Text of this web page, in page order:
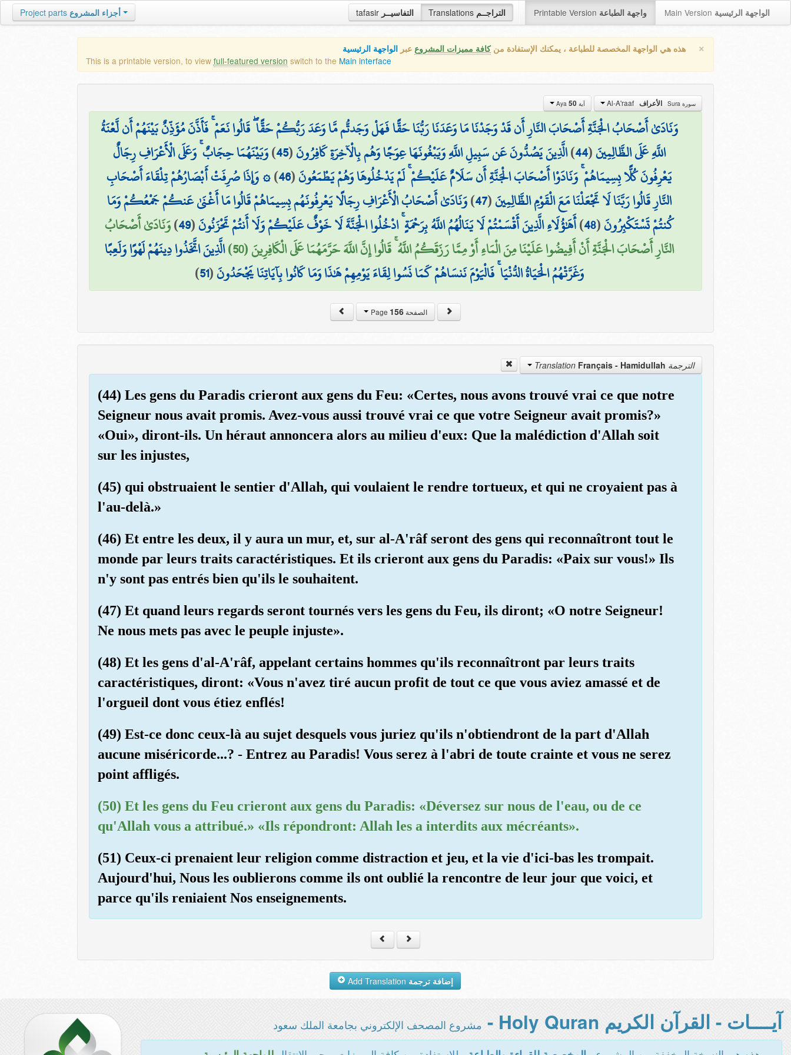
tafasir التفاسيــر Translations التراجــم Printable Version واجهة الطباعة Main Version الواجهة الرئيسية Project parts أجزاء المشروع
× هذه هي الواجهة المخصصة للطباعة ، يمكنك الإستفادة منكافة مميزات المشروع عبر الواجهة الرئيسية
This is a printable version, to view full-featured version switch to the Main interface
سورة Sura الأعراف آية Aya 50
وَنَادَىٰ أَصْحَابُ الْجَنَّةِ أَصْحَابَ النَّارِ أَن قَدْ وَجَدْنَا مَا وَعَدَنَا رَبُّنَا حَقًّا فَهَلْ وَجَدتُّم مَّا وَعَدَ رَبُّكُمْ حَقًّا ۖ قَالُوا نَعَمْ ۚ فَأَذَّنَ مُؤَذِّنٌ بَيْنَهُمْ أَن لَّعْنَةُ
اللَّهِ عَلَى الظَّالِمِينَ(
44
)الَّذِينَ يَصُدُّونَ عَن سَبِيلِ اللَّهِ وَيَبْغُونَهَا عِوَجًا وَهُم بِالْآخِرَةِ كَافِرُونَ(
45
)وَبَيْنَهُمَا حِجَابٌ ۚ وَعَلَى الْأَعْرَافِ رِجَالٌ
يَعْرِفُونَ كُلًّا بِسِيمَاهُمْ ۚ وَنَادَوْا أَصْحَابَ الْجَنَّةِ أَن سَلَامٌ عَلَيْكُمْ ۚ لَمْ يَدْخُلُوهَا وَهُمْ يَطْمَعُونَ(
46
)۞ وَإِذَا صُرِفَتْ أَبْصَارُهُمْ تِلْقَاءَ أَصْحَابِ
النَّارِ قَالُوا رَبَّنَا لَا تَجْعَلْنَا مَعَ الْقَوْمِ الظَّالِمِينَ(
47
)وَنَادَىٰ أَصْحَابُ الْأَعْرَافِ رِجَالًا يَعْرِفُونَهُم بِسِيمَاهُمْ قَالُوا مَا أَغْنَىٰ عَنكُمْ جَمْعُكُمْ وَمَا
كُنتُمْ تَسْتَكْبِرُونَ(
48
)أَهَٰؤُلَاءِ الَّذِينَ أَقْسَمْتُمْ لَا يَنَالُهُمُ اللَّهُ بِرَحْمَةٍ ۚ ادْخُلُوا الْجَنَّةَ لَا خَوْفٌ عَلَيْكُمْ وَلَا أَنتُمْ تَحْزَنُونَ(
49
)وَنَادَىٰ أَصْحَابُ
النَّارِ أَصْحَابَ الْجَنَّةِ أَنْ أَفِيضُوا عَلَيْنَا مِنَ الْمَاءِ أَوْ مِمَّا رَزَقَكُمُ اللَّهُ ۚ قَالُوا إِنَّ اللَّهَ حَرَّمَهُمَا عَلَى الْكَافِرِينَ (50)
الَّذِينَ اتَّخَذُوا دِينَهُمْ لَهْوًا وَلَعِبًا
وَغَرَّتْهُمُ الْحَيَاةُ الدُّنْيَا ۚ فَالْيَوْمَ نَنسَاهُمْ كَمَا نَسُوا لِقَاءَ يَوْمِهِمْ هَٰذَا وَمَا كَانُوا بِآيَاتِنَا يَجْحَدُونَ(
51
)
الصفحة Page156
الترجمة Translation Français - Hamidullah
(44) Les gens du Paradis crieront aux gens du Feu: «Certes, nous avons trouvé vrai ce que notre
Seigneur nous avait promis. Avez-vous aussi trouvé vrai ce que votre Seigneur avait promis?»
«Oui», diront-ils. Un héraut annoncera alors au milieu d'eux: Que la malédiction d'Allah soit
sur les injustes,
(45) qui obstruaient le sentier d'Allah, qui voulaient le rendre tortueux, et qui ne croyaient pas à
l'au-delà.»
(46) Et entre les deux, il y aura un mur, et, sur al-A'râf seront des gens qui reconnaîtront tout le
monde par leurs traits caractéristiques. Et ils crieront aux gens du Paradis: «Paix sur vous!» Ils
n'y sont pas entrés bien qu'ils le souhaitent.
(47) Et quand leurs regards seront tournés vers les gens du Feu, ils diront; «O notre Seigneur!
Ne nous mets pas avec le peuple injuste».
(48) Et les gens d'al-A'râf, appelant certains hommes qu'ils reconnaîtront par leurs traits
caractéristiques, diront: «Vous n'avez tiré aucun profit de tout ce que vous aviez amassé et de
l'orgueil dont vous étiez enflés!
(49) Est-ce donc ceux-là au sujet desquels vous juriez qu'ils n'obtiendront de la part d'Allah
aucune miséricorde...? - Entrez au Paradis! Vous serez à l'abri de toute crainte et vous ne serez
point affligés.
(50) Et les gens du Feu crieront aux gens du Paradis: «Déversez sur nous de l'eau, ou de ce
qu'Allah vous a attribué.» «Ils répondront: Allah les a interdits aux mécréants».
(51) Ceux-ci prenaient leur religion comme distraction et jeu, et la vie d'ici-bas les trompait.
Aujourd'hui, Nous les oublierons comme ils ont oublié la rencontre de leur jour que voici, et
parce qu'ils reniaient Nos enseignements.
إضافة ترجمة
آيــــات - القرآن الكريم Holy Quran - مشروع المصحف الإلكتروني بجامعة الملك سعود